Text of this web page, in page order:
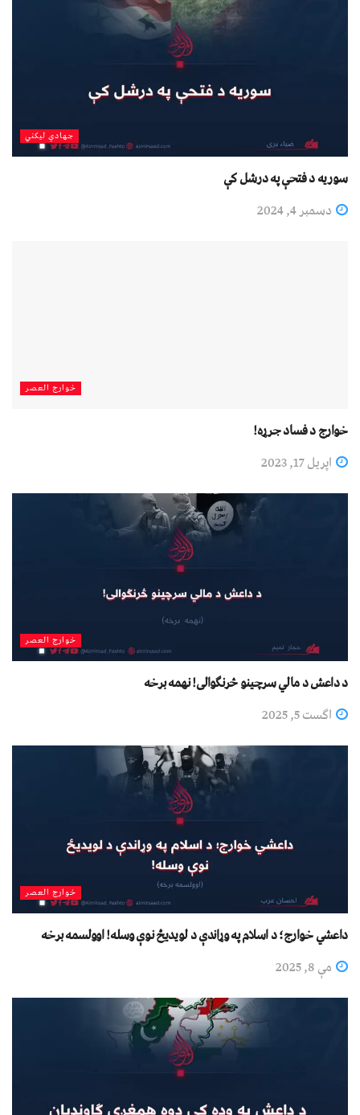
جهادي لیکني
سوریه د فتحې په درشل کې
دسمبر 4, 2024
خوارج العصر
خوارج د فساد جرړه!
اپریل 17, 2023
خوارج العصر
د داعش د مالي سرچینو څرنګوالی! نهمه برخه
اگست 5, 2025
خوارج العصر
داعشي خوارج؛ د اسلام په وړاندې د لویدیځ نوې وسله! اوولسمه برخه
مې 8, 2025